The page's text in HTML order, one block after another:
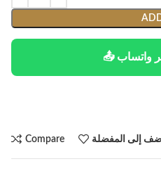
واتساب
Compare إلى المفضلة